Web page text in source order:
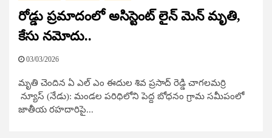
రోడ్డు ప్రమాదంలో అసిస్టెంట్ లైన్ మెన్ మృతి,
కేసు నమోదు..
03/03/2026
మృతి చెందిన ఏ ఎల్ ఎం ఈదుల శివ ప్రసాద్ రెడ్డి చాగలమర్రి
న్యూస్​ (నేడు): మండల పరిధిలోని పెద్ద బోధనం గ్రామ సమీపంలో
జాతీయ రహదారిపై...